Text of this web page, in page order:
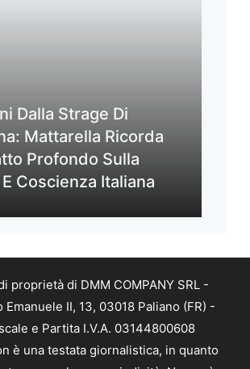
Dalla Strage Di
Mattarella Ricorda
Profondo Sulla
Coscienza Italiana
proprietà di DMM COMPANY SRL -
II, 13, 03018 Paliano (FR) -
e Partita I.V.A. 03144800608
è una testata giornalistica, in quanto